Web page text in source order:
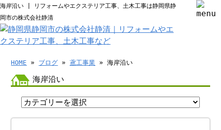
海岸沿い | リフォームやエクステリア工事、土木工事は静岡県静
岡市の株式会社静清
HOME » ブログ »鳶工事業 » 海岸沿い
海岸沿い